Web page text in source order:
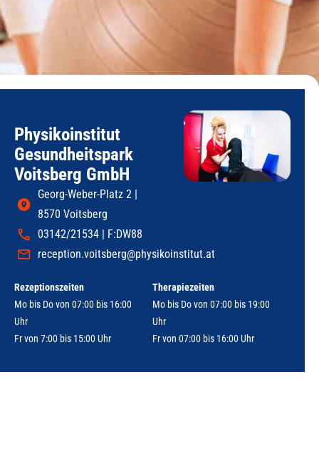
Physikoinstitut
Gesundheitspark
Voitsberg GmbH
Georg-Weber-Platz 2 |
8570 Voitsberg
03142/21534 | F:DW88
reception.voitsberg@physikoinstitut.at
Rezeptionszeiten
Mo bis Do von 07:00 bis 16:00
Uhr
Fr von 7:00 bis 15:00 Uhr
Therapiezeiten
Mo bis Do von 07:00 bis 19:00
Uhr
Fr von 07:00 bis 16:00 Uhr